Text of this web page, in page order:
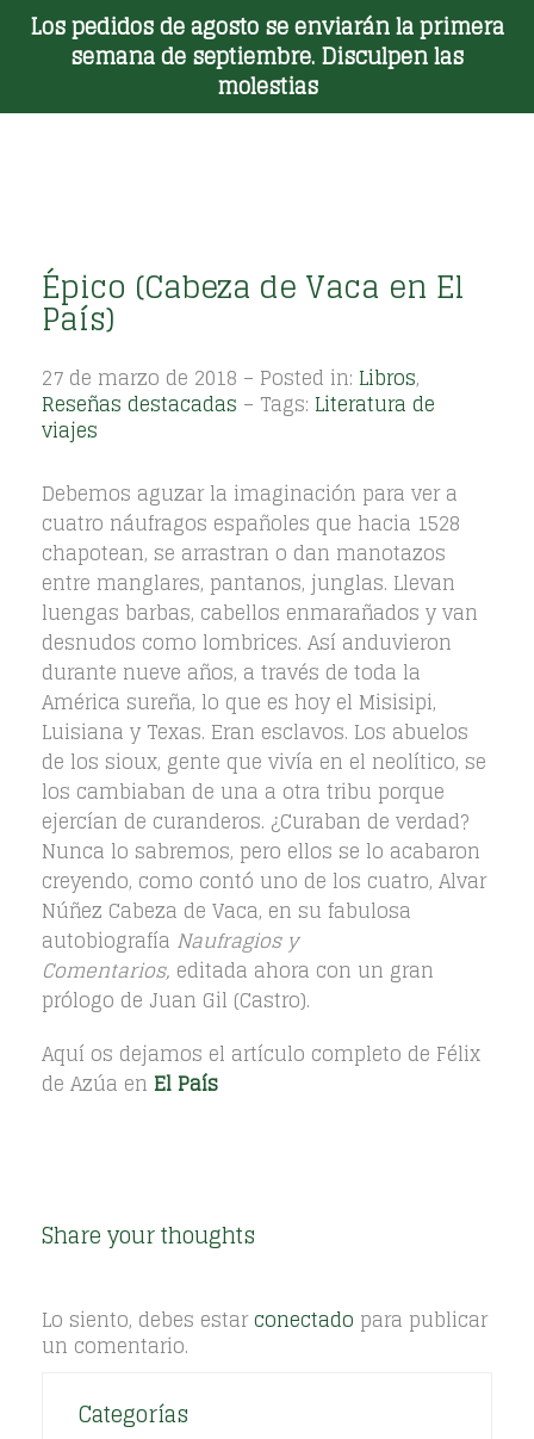
Los pedidos de agosto se enviarán la primera
semana de septiembre. Disculpen las
molestias
Toggle Menu
Épico (Cabeza de Vaca en El
País)
27 de marzo de 2018 – Posted in: Libros,
Reseñas destacadas – Tags: Literatura de
viajes
Debemos aguzar la imaginación para ver a
cuatro náufragos españoles que hacia 1528
chapotean, se arrastran o dan manotazos
entre manglares, pantanos, junglas. Llevan
luengas barbas, cabellos enmarañados y van
desnudos como lombrices. Así anduvieron
durante nueve años, a través de toda la
América sureña, lo que es hoy el Misisipi,
Luisiana y Texas. Eran esclavos. Los abuelos
de los sioux, gente que vivía en el neolítico, se
los cambiaban de una a otra tribu porque
ejercían de curanderos. ¿Curaban de verdad?
Nunca lo sabremos, pero ellos se lo acabaron
creyendo, como contó uno de los cuatro, Alvar
Núñez Cabeza de Vaca, en su fabulosa
autobiografía Naufragios y
Comentarios, editada ahora con un gran
prólogo de Juan Gil (Castro).
Aquí os dejamos el artículo completo de Félix
de Azúa en El País
Share your thoughts
Lo siento, debes estarconectado para publicar
un comentario.
Categorías